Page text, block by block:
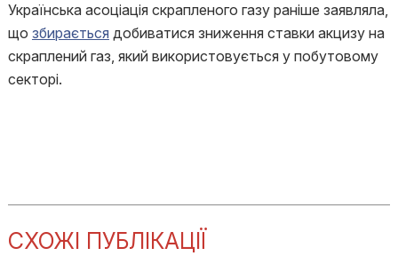
Українська асоціація скрапленого газу раніше заявляла,
що збирається добиватися зниження ставки акцизу на
скраплений газ, який використовується у побутовому
секторі.
СХОЖІ ПУБЛІКАЦІЇ